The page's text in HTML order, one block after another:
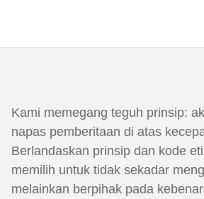
Kami memegang teguh prinsip:
napas pemberitaan di atas
Berlandaskan prinsip dan kode
memilih untuk tidak sekadar
melainkan berpihak pada